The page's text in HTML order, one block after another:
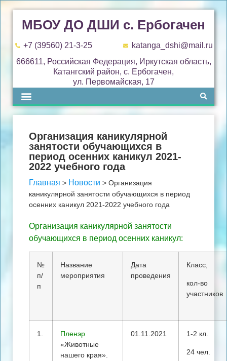
МБОУ ДО ДШИ с. Ербогачен
+7 (39560) 21-3-25
katanga_dshi@mail.ru
666611, Российская Федерация, Иркутская область,
Катангский район, с. Ербогачен,
ул. Первомайская, 17
Организация каникулярной
занятости обучающихся в
период осенних каникул 2021-
2022 учебного года
Главная > Новости > Организация
каникулярной занятости обучающихся в период
осенних каникул 2021-2022 учебного года
Организация каникулярной занятости
обучающихся в период осенних каникул:
№
п/
п
Название
мероприятия
Дата
проведения
Класс,
кол-во
участников
1.
Пленэр
«Животные
нашего края».
01.11.2021 1-2 кл.
24 чел.